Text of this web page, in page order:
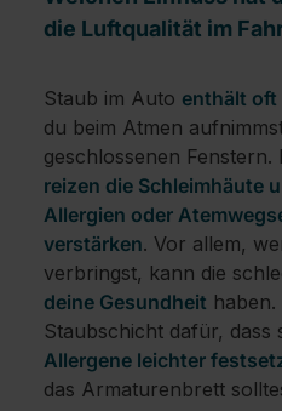
die Luftqualität im
Staub im Auto enthält oft
du beim Atmen
geschlossenen Fenstern.
reizen die Schleimhäute
Allergien oder
verstärken. Vor allem,
verbringst, kann die
deine Gesundheit
Staubschicht dafür, dass
Allergene leichter
das Armaturenbrett